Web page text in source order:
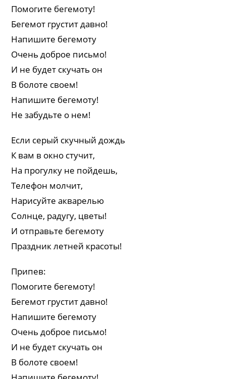
Помогите бегемоту!
Бегемот грустит давно!
Напишите бегемоту
Очень доброе письмо!
И не будет скучать он
В болоте своем!
Напишите бегемоту!
Не забудьте о нем!
Если серый скучный дождь
К вам в окно стучит,
На прогулку не пойдешь,
Телефон молчит,
Нарисуйте акварелью
Солнце, радугу, цветы!
И отправьте бегемоту
Праздник летней красоты!
Припев:
Помогите бегемоту!
Бегемот грустит давно!
Напишите бегемоту
Очень доброе письмо!
И не будет скучать он
В болоте своем!